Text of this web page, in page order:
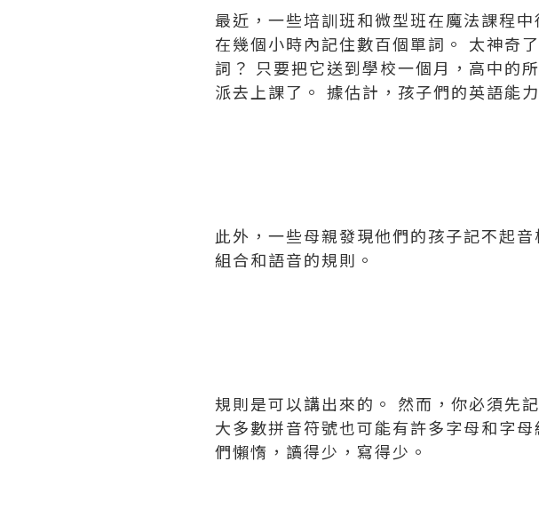
最近，一些培訓班和微型班在魔法課程
在幾個小時內記住數百個單詞。 太神奇
詞？ 只要把它送到學校一個月，高中的
派去上課了。 據估計，孩子們的英語能
此外，一些母親發現他們的孩子記不起
組合和語音的規則。
規則是可以講出來的。 然而，你必須先
大多數拼音符號也可能有許多字母和字
們懶惰，讀得少，寫得少。